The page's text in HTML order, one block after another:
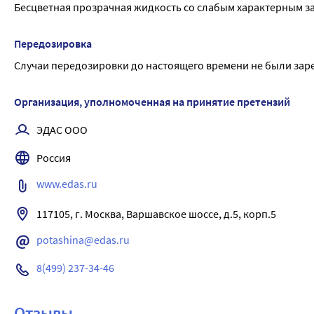
Бесцветная прозрачная жидкость со слабым характерным
Передозировка
Случаи передозировки до настоящего времени не были
Организация, уполномоченная на принятие претензий
ЭДАС ООО
Россия
www.edas.ru
117105, г. Москва, Варшавское шоссе, д.5, корп.5
potashina@edas.ru
8(499) 237-34-46